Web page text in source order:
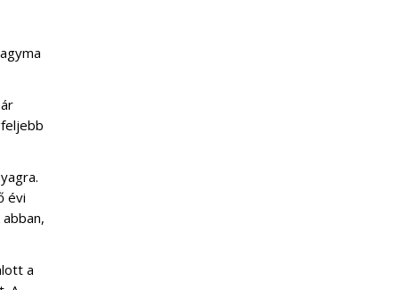
évi
a